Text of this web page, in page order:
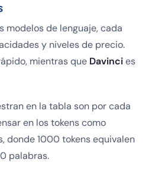
modelos de lenguaje, cada
y niveles de precio.
mientras que Davincies
en la tabla son por cada
en los tokens como
donde 1000 tokens equivalen
palabras.